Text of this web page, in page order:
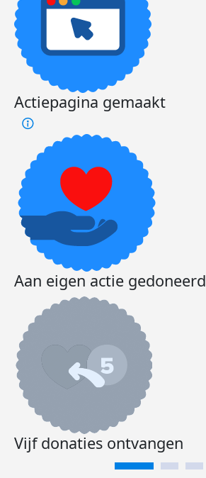
Actiepagina gemaakt
Aan eigen actie gedoneerd
Vijf donaties ontvangen